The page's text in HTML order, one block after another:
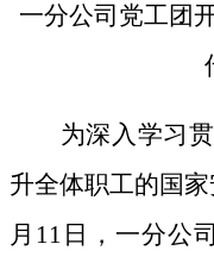
一分公司党工团
为深入学习
升全体职工的国
月11日，一分公